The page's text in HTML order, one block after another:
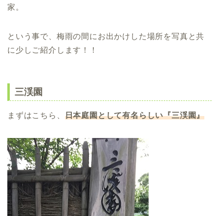
家。
という事で、梅雨の間にお出かけした場所を写真と共
に少しご紹介します！！
三渓園
まずはこちら、 日本庭園として有名らしい『三渓園』